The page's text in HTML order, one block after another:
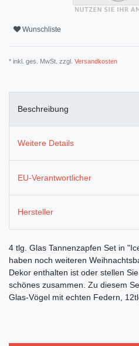
Wunschliste
* inkl. ges. MwSt. zzgl. Versandkosten
Beschreibung
Weitere Details
EU-Verantwortlicher
Hersteller
4 tlg. Glas Tannenzapfen Set in
haben noch weiteren
Dekor enthalten ist oder stellen
schönes zusammen. Zu diesem
Glas-Vögel mit echten Federn,